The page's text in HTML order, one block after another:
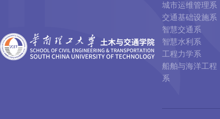
城市运维管理系
交通基础设施系
智慧交通系
智慧水利系
工程力学系
船舶与海洋工程
系